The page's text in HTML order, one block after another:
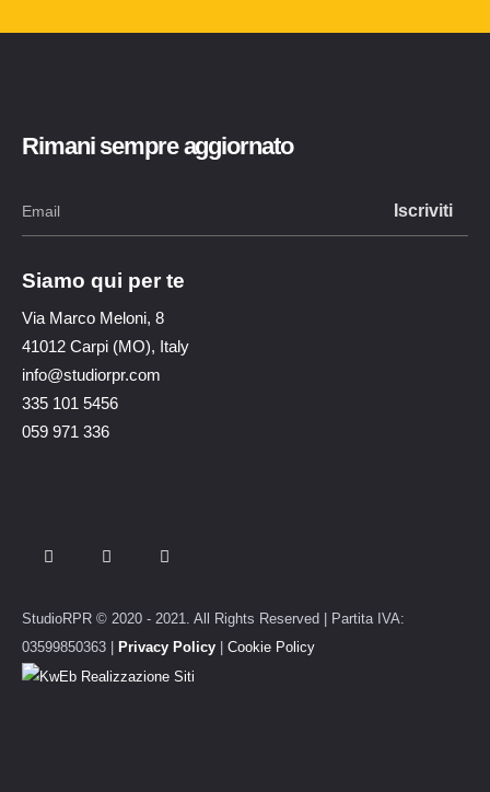
Rimani sempre aggiornato
Siamo qui per te
Via Marco Meloni, 8
41012 Carpi (MO), Italy
info@studiorpr.com
335 101 5456
059 971 336
StudioRPR © 2020 - 2021. All Rights Reserved | Partita IVA:
03599850363 |
Privacy Policy Cookie Policy